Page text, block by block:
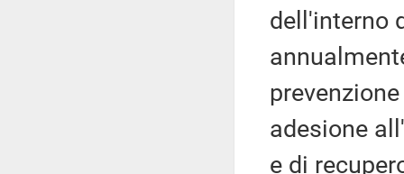
dell'interno
adesione
e di